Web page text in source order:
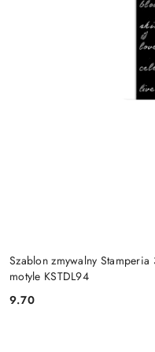
Szablon zmywalny
motyle KSTDL94
Cena:
9.70